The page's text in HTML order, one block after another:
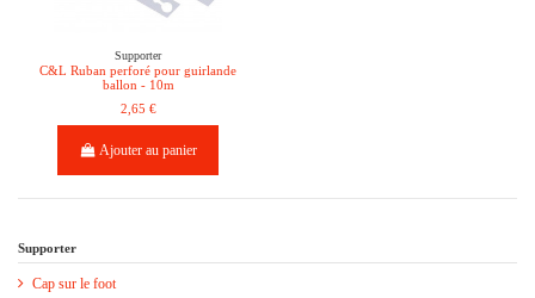
Supporter
C&L Ruban perforé pour guirlande
ballon - 10m
2,65 €
Ajouter au panier
Supporter
Cap sur le foot